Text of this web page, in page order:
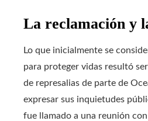
La reclamación y
Lo que inicialmente se
para proteger vidas resultó
de represalias de parte de
expresar sus inquietudes
fue llamado a una reunión